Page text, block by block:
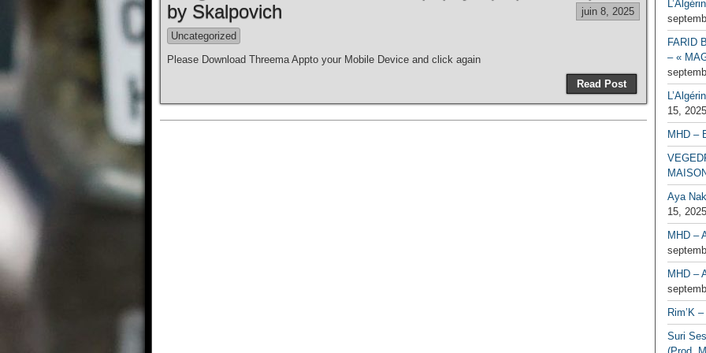
by Skalpovich juin 8, 2025
Uncategorized
Please Download Threema Appto your Mobile Device and click again
Read Post
FARID
– «
15, 2025
MHD –
Aya
15, 2025
MHD –
MHD –
Rim’K
Suri